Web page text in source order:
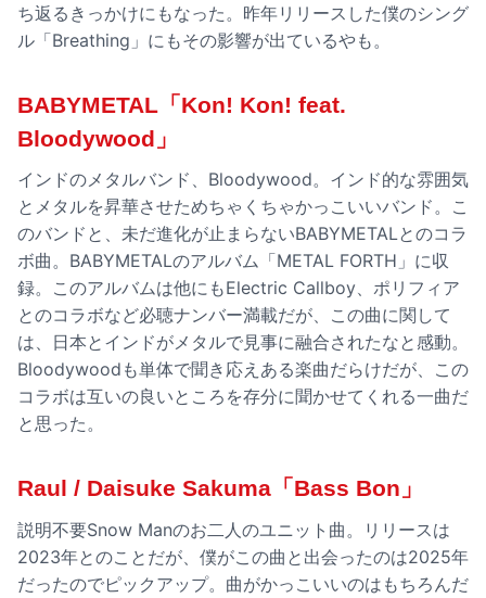
ち返るきっかけにもなった。昨年リリースした僕のシング
ル「Breathing」にもその影響が出ているやも。
BABYMETAL「Kon! Kon! feat.
Bloodywood」
インドのメタルバンド、Bloodywood。インド的な雰囲気
とメタルを昇華させためちゃくちゃかっこいいバンド。こ
のバンドと、未だ進化が止まらないBABYMETALとのコラ
ボ曲。BABYMETALのアルバム「METAL FORTH」に収
録。このアルバムは他にもElectric Callboy、ポリフィア
とのコラボなど必聴ナンバー満載だが、この曲に関して
は、日本とインドがメタルで見事に融合されたなと感動。
Bloodywoodも単体で聞き応えある楽曲だらけだが、この
コラボは互いの良いところを存分に聞かせてくれる一曲だ
と思った。
Raul / Daisuke Sakuma「Bass Bon」
説明不要Snow Manのお二人のユニット曲。リリースは
2023年とのことだが、僕がこの曲と出会ったのは2025年
だったのでピックアップ。曲がかっこいいのはもちろんだ